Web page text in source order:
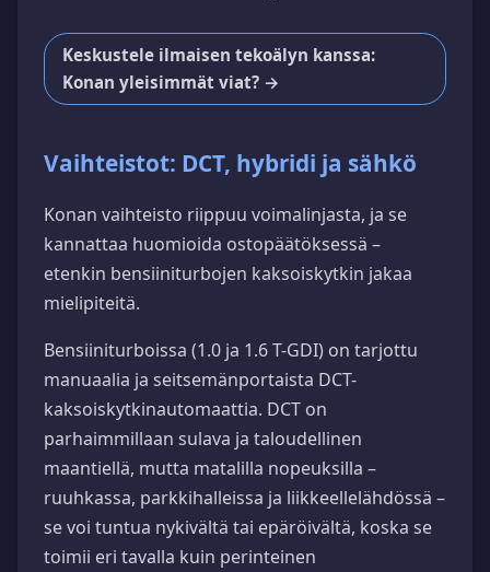
Keskustele ilmaisen tekoälyn kanssa:
Konan yleisimmät viat? →
Vaihteistot: DCT, hybridi ja sähkö
Konan vaihteisto riippuu voimalinjasta, ja se
kannattaa huomioida ostopäätöksessä –
etenkin bensiiniturbojen kaksoiskytkin jakaa
mielipiteitä.
Bensiiniturboissa (1.0 ja 1.6 T-GDI) on tarjottu
manuaalia ja seitsemänportaista DCT-
kaksoiskytkinautomaattia. DCT on
parhaimmillaan sulava ja taloudellinen
maantiellä, mutta matalilla nopeuksilla –
ruuhkassa, parkkihalleissa ja liikkeellelähdössä –
se voi tuntua nykivältä tai epäröivältä, koska se
toimii eri tavalla kuin perinteinen